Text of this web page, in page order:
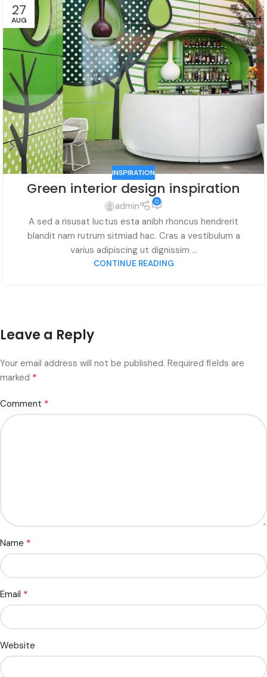
27
AUG
INSPIRATION
Green interior design inspiration
admin 0
A sed a risusat luctus esta anibh rhoncus hendrerit
blandit nam rutrum sitmiad hac. Cras a vestibulum a
varius adipiscing ut dignissim ...
CONTINUE READING
Leave a Reply
Your email address will not be published. Required fields are
marked *
Comment *
Name *
Email *
Website